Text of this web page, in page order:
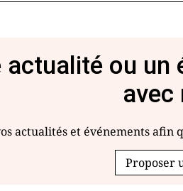
actualité ou un
avec
actualités et événements afin
Proposer